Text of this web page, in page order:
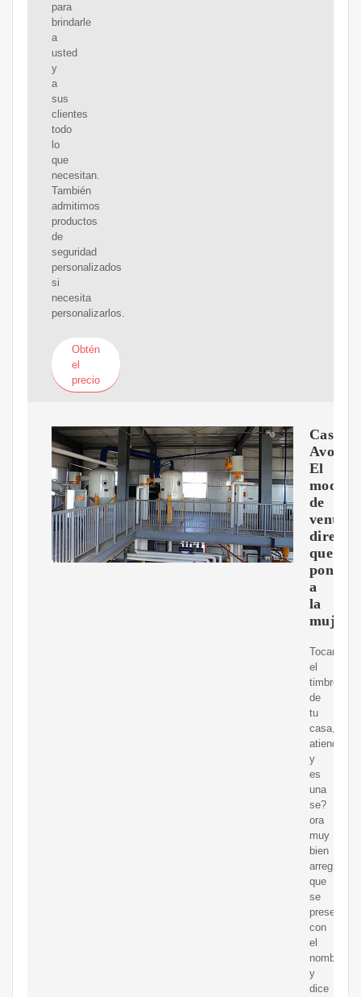
para
brindarle
a
usted
y
a
sus
clientes
todo
lo
que
necesitan.
También
admitimos
productos
de
seguridad
personalizados
si
necesita
personalizarlos.
Obtén
el
precio
Caso
Avon:
El
modelo
de
venta
directa
que
pone
a
la
mujer
Tocan
el
timbre
de
tu
casa,
atiendes
y
es
una
se?
ora
muy
bien
arreglada
que
se
presenta
con
el
nombre
y
dice